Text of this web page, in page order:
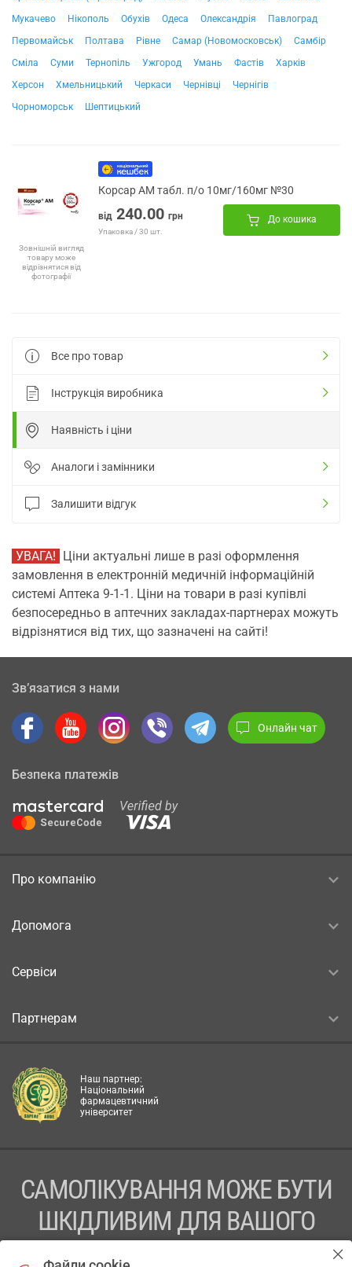
Мукачево
Нікополь Обухів Одеса Олександрія
Павлоград
Первомайськ
Полтава Рівне Самар (Новомосковськ)
Самбір
Сміла
Суми Тернопіль Ужгород Умань Фастів
Харків
Херсон
Хмельницький Черкаси Чернівці
Чернігів
Чорноморськ
Шептицький
Зовнішній вигляд
товару може
відрізнятися від
фотографії
Корсар АМ табл. п/о 10мг/160мг №30
від 240.00 грн
Упаковка / 30 шт.
До кошика
Все про товар
Інструкція виробника
Наявність і ціни
Аналоги і замінники
Залишити відгук
УВАГА! Ціни актуальні лише в разі оформлення
замовлення в електронній медичній інформаційній
системі Аптека 9-1-1. Ціни на товари в разі купівлі
безпосередньо в аптечних закладах-партнерах можуть
відрізнятися від тих, що зазначені на сайті!
Зв’язатися з нами
Онлайн чат
Безпека платежів
Про компанію
Допомога
Сервіси
Партнерам
Наш партнер:
Національний
фармацевтичний
університет
САМОЛІКУВАННЯ МОЖЕ БУТИ
ШКІДЛИВИМ ДЛЯ ВАШОГО